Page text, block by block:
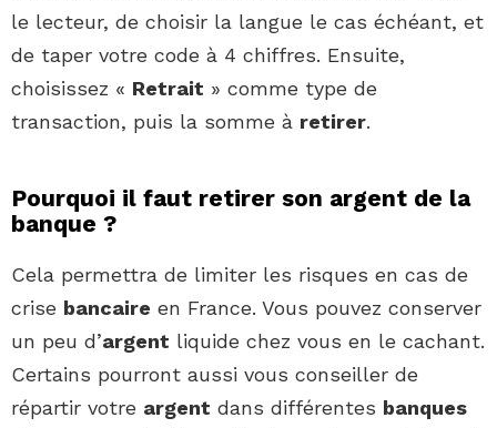
le lecteur, de choisir la langue le cas échéant, et
de taper votre code à 4 chiffres. Ensuite,
choisissez « Retrait » comme type de
transaction, puis la somme à retirer.
Pourquoi il faut retirer son argent de la
banque ?
Cela permettra de limiter les risques en cas de
crise bancaire en France. Vous pouvez conserver
un peu d’argent liquide chez vous en le cachant.
Certains pourront aussi vous conseiller de
répartir votre argent dans différentes banques